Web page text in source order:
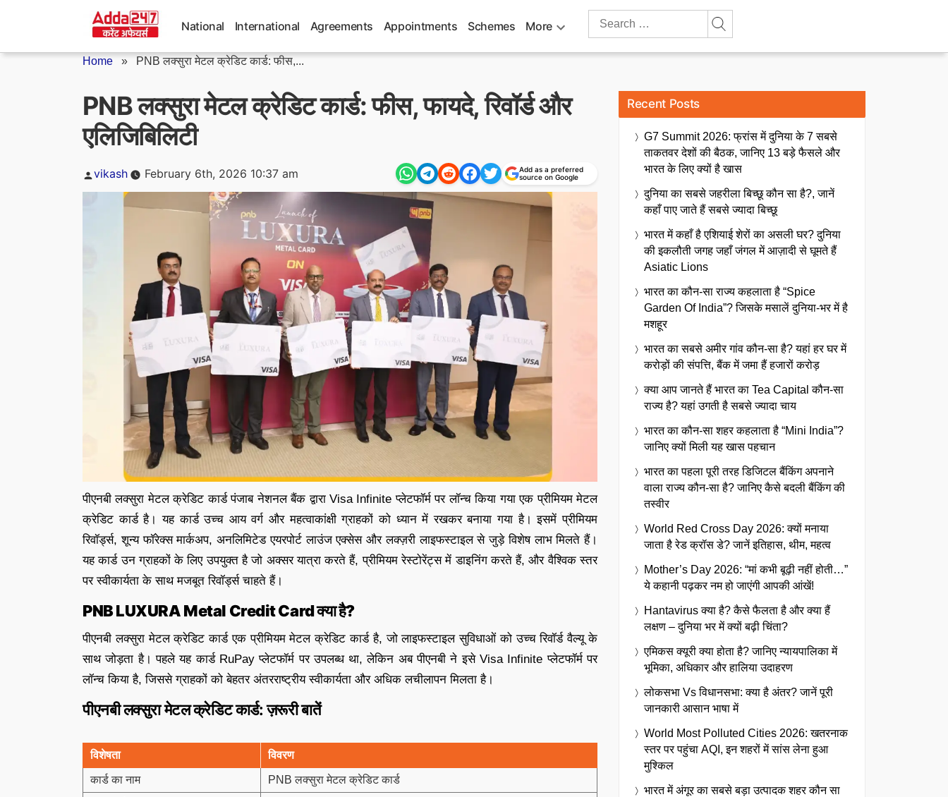
National International Agreements Appointments Schemes More
Search
Home » PNB लक्सुरा मेटल क्रेडिट कार्ड: फीस,...
PNB लक्सुरा मेटल क्रेडिट कार्ड: फीस, फायदे, रिवॉर्ड और
एलिजिबिलिटी
Posted
vikash February 6th, 2026 10:37 am
Add as a preferred
source on Google
पीएनबी लक्सुरा मेटल क्रेडिट कार्ड पंजाब नेशनल बैंक द्वारा Visa Infinite प्लेटफॉर्म पर लॉन्च किया गया एक प्रीमियम मेटल
क्रेडिट कार्ड है। यह कार्ड उच्च आय वर्ग और महत्वाकांक्षी ग्राहकों को ध्यान में रखकर बनाया गया है। इसमें प्रीमियम
रिवॉर्ड्स, शून्य फॉरेक्स मार्कअप, अनलिमिटेड एयरपोर्ट लाउंज एक्सेस और लक्ज़री लाइफस्टाइल से जुड़े विशेष लाभ मिलते हैं।
यह कार्ड उन ग्राहकों के लिए उपयुक्त है जो अक्सर यात्रा करते हैं, प्रीमियम रेस्टोरेंट्स में डाइनिंग करते हैं, और वैश्विक स्तर
पर स्वीकार्यता के साथ मजबूत रिवॉर्ड्स चाहते हैं।
PNB LUXURA Metal Credit Card क्या है?
पीएनबी लक्सुरा मेटल क्रेडिट कार्ड एक प्रीमियम मेटल क्रेडिट कार्ड है, जो लाइफस्टाइल सुविधाओं को उच्च रिवॉर्ड वैल्यू के
साथ जोड़ता है। पहले यह कार्ड RuPay प्लेटफॉर्म पर उपलब्ध था, लेकिन अब पीएनबी ने इसे Visa Infinite प्लेटफॉर्म पर
लॉन्च किया है, जिससे ग्राहकों को बेहतर अंतरराष्ट्रीय स्वीकार्यता और अधिक लचीलापन मिलता है।
पीएनबी लक्सुरा मेटल क्रेडिट कार्ड: ज़रूरी बातें
विशेषता विवरण
कार्ड का नाम PNB लक्सुरा मेटल क्रेडिट कार्ड
Recent Posts
G7 Summit 2026: फ्रांस में दुनिया के 7 सबसे
ताकतवर देशों की बैठक, जानिए 13 बड़े फैसले और
भारत के लिए क्यों है खास
दुनिया का सबसे जहरीला बिच्छू कौन सा है?, जानें
कहाँ पाए जाते हैं सबसे ज्यादा बिच्छू
भारत में कहाँ है एशियाई शेरों का असली घर? दुनिया
की इकलौती जगह जहाँ जंगल में आज़ादी से घूमते हैं
Asiatic Lions
भारत का कौन-सा राज्य कहलाता है “Spice
Garden Of India”? जिसके मसालें दुनिया-भर में है
मशहूर
भारत का सबसे अमीर गांव कौन-सा है? यहां हर घर में
करोड़ों की संपत्ति, बैंक में जमा हैं हजारों करोड़
क्या आप जानते हैं भारत का Tea Capital कौन-सा
राज्य है? यहां उगती है सबसे ज्यादा चाय
भारत का कौन-सा शहर कहलाता है “Mini India”?
जानिए क्यों मिली यह खास पहचान
भारत का पहला पूरी तरह डिजिटल बैंकिंग अपनाने
वाला राज्य कौन-सा है? जानिए कैसे बदली बैंकिंग की
तस्वीर
World Red Cross Day 2026: क्यों मनाया
जाता है रेड क्रॉस डे? जानें इतिहास, थीम, महत्व
Mother’s Day 2026: “मां कभी बूढ़ी नहीं होती…”
ये कहानी पढ़कर नम हो जाएंगी आपकी आंखें!
Hantavirus क्या है? कैसे फैलता है और क्या हैं
लक्षण – दुनिया भर में क्यों बढ़ी चिंता?
एमिकस क्यूरी क्या होता है? जानिए न्यायपालिका में
भूमिका, अधिकार और हालिया उदाहरण
लोकसभा Vs विधानसभा: क्या है अंतर? जानें पूरी
जानकारी आसान भाषा में
World Most Polluted Cities 2026: खतरनाक
स्तर पर पहुंचा AQI, इन शहरों में सांस लेना हुआ
मुश्किल
भारत में अंगूर का सबसे बड़ा उत्पादक शहर कौन सा